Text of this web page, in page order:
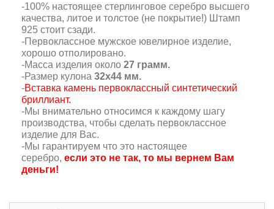
-100% настоящее стерлинговое серебро высшего
качества, литое и толстое (не покрытие!) Штамп
925 стоит сзади.
-Первоклассное мужское ювелирное изделие,
хорошо отполировано.
-Масса изделия около 27 грамм.
-Размер кулона 32х44 мм.
-Вставка камень первоклассный синтетический
бриллиант.
-Мы внимательно относимся к каждому шагу
производства, чтобы сделать первоклассное
изделие для Вас.
-Мы гарантируем что это настоящее
серебро, если это не так, то мы вернем Вам
деньги!